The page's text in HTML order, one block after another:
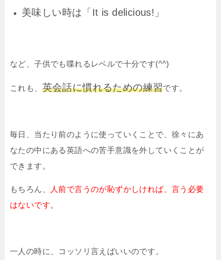
美味しい時は「It is delicious!」
など、子供でも喋れるレベルで十分です(^^)
これも、 英会話に慣れるための練習です。
毎日、当たり前のように使っていくことで、徐々にあ
なたの中にある英語への苦手意識を外していくことが
できます。
もちろん、
人前で言うのが恥ずかしければ、言う必要
はないです。
一人の時に、コッソリ言えばいいのです。